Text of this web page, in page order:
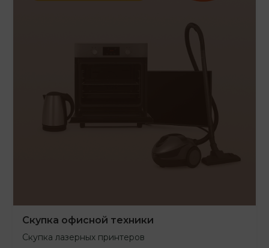
Скупка офисной техники
Скупка лазерных принтеров